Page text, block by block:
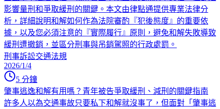
影響量刑和爭取緩刑的關鍵。本文由律點通提供專業法律分
析，詳細說明和解如何作為法院審酌『犯後態度』的重要依
據，以及您必須注意的『實際履行』原則，避免和解失敗導致
緩刑遭撤銷，並區分刑事與吊銷駕照的行政處罰。
刑事訴訟交通法規
2026/1/4
5 分鐘
肇事逃逸和解有用嗎？青年被告爭取緩刑、減刑的關鍵指南
許多人以為交通事故只要私下和解就沒事了，但面對「肇事逃